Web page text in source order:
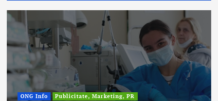
ONG Info Publicitate, Marketing, PR